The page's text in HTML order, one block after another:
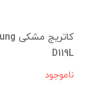
D119L
ناموجود